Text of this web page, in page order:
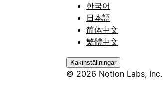
한국어
日本語
简体中文
繁體中文
Kakinställningar
© 2026 Notion Labs, Inc.